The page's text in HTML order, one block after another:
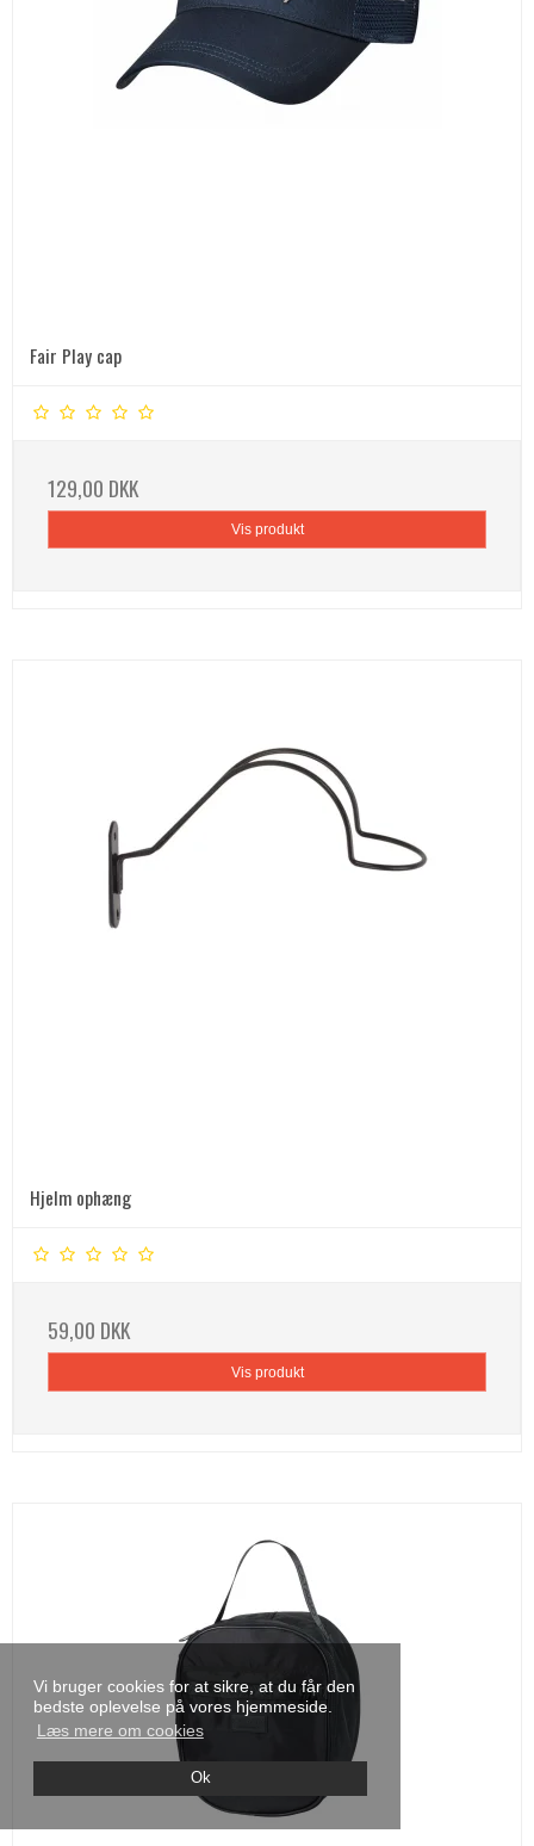
Vi bruger cookies for at sikre, at du får den
bedste oplevelse på vores hjemmeside.
Læs mere om cookies
Ok
Fair Play cap
129,00 DKK
Vis produkt
Hjelm ophæng
59,00 DKK
Vis produkt